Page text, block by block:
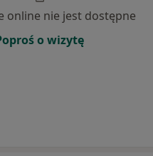
online nie jest dostępne
o wizytę